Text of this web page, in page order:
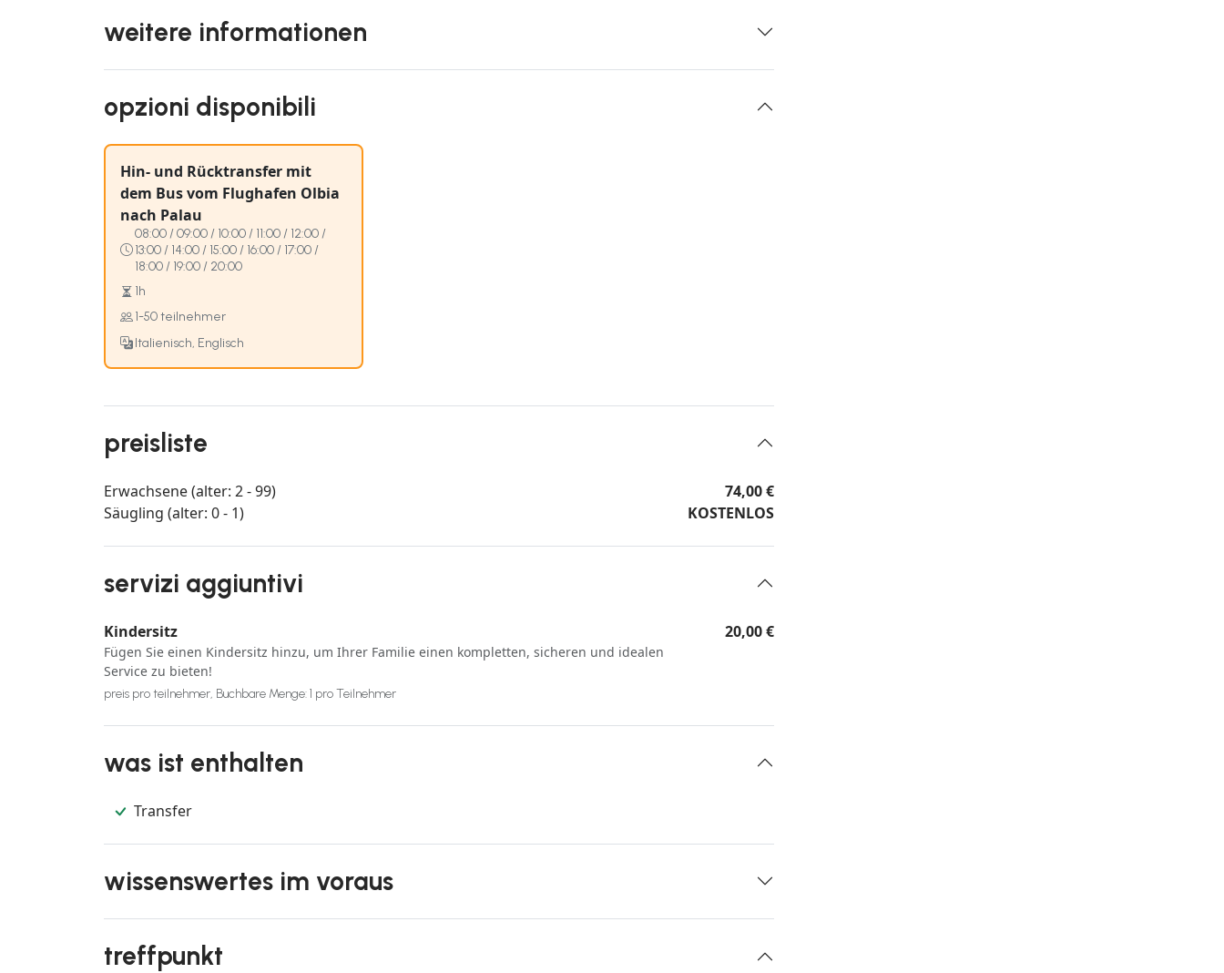
weitere informationen
opzioni disponibili
Hin- und Rücktransfer mit
dem Bus vom Flughafen Olbia
nach Palau
08:00 / 09:00 / 10:00 / 11:00 / 12:00 /
13:00 / 14:00 / 15:00 / 16:00 / 17:00 /
18:00 / 19:00 / 20:00
1h
1-50 teilnehmer
Italienisch, Englisch
preisliste
Erwachsene (alter: 2 - 99)
74,00 €
Säugling (alter: 0 - 1)
KOSTENLOS
servizi aggiuntivi
Kindersitz
Fügen Sie einen Kindersitz hinzu, um Ihrer Familie einen kompletten, sicheren und idealen
Service zu bieten!
20,00 €
preis pro teilnehmer, Buchbare Menge: 1 pro Teilnehmer
was ist enthalten
Transfer
wissenswertes im voraus
treffpunkt